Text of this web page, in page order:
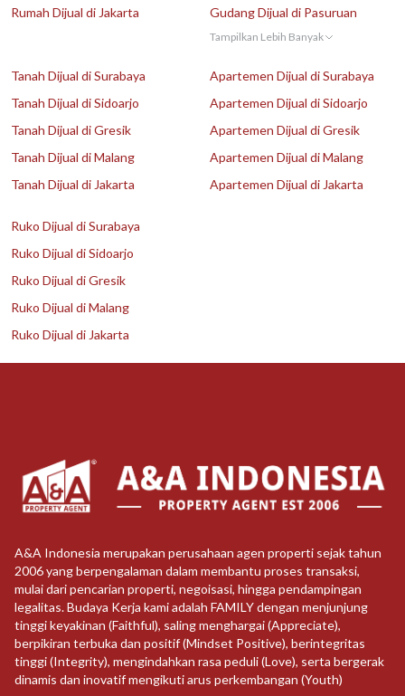
Rumah Dijual di Jakarta
Gudang Dijual di Pasuruan
Tampilkan Lebih Banyak
Tanah Dijual di Surabaya
Tanah Dijual di Sidoarjo
Tanah Dijual di Gresik
Tanah Dijual di Malang
Tanah Dijual di Jakarta
Apartemen Dijual di Surabaya
Apartemen Dijual di Sidoarjo
Apartemen Dijual di Gresik
Apartemen Dijual di Malang
Apartemen Dijual di Jakarta
Ruko Dijual di Surabaya
Ruko Dijual di Sidoarjo
Ruko Dijual di Gresik
Ruko Dijual di Malang
Ruko Dijual di Jakarta
A&A Indonesia merupakan perusahaan agen properti sejak tahun
2006 yang berpengalaman dalam membantu proses transaksi,
mulai dari pencarian properti, negoisasi, hingga pendampingan
legalitas. Budaya Kerja kami adalah FAMILY dengan menjunjung
tinggi keyakinan (Faithful), saling menghargai (Appreciate),
berpikiran terbuka dan positif (Mindset Positive), berintegritas
tinggi (Integrity), mengindahkan rasa peduli (Love), serta bergerak
dinamis dan inovatif mengikuti arus perkembangan (Youth)